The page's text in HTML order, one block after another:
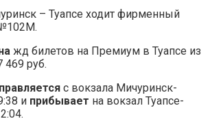
– Туапсе ходит фирменный
жд билетов на Премиум в Туапсе из
469 руб.
с вокзала Мичуринск-
и прибывает на вокзал Туапсе-